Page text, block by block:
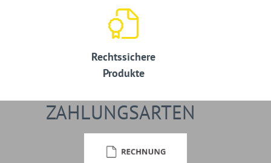
Rechtssichere
Produkte
ZAHLUNGSARTEN